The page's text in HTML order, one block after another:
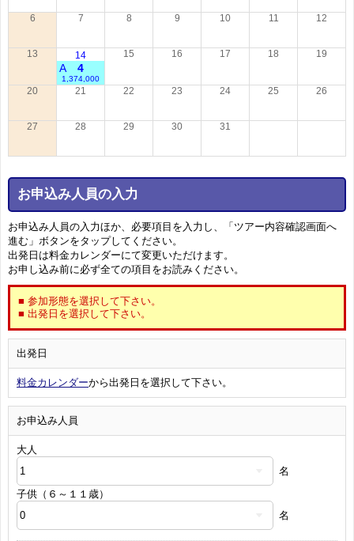
6 7 8 9 10 11 12
13 14
4
A
1,374,000
15 16 17 18 19
20 21 22 23 24 25 26
27 28 29 30 31
お申込み人員の入力
お申込み人員の入力ほか、必要項目を入力し、「ツアー内容確認画面へ
進む」ボタンをタップしてください。
出発日は料金カレンダーにて変更いただけます。
お申し込み前に必ず全ての項目をお読みください。
■ 参加形態を選択して下さい。
■ 出発日を選択して下さい。
出発日
料金カレンダーから出発日を選択して下さい。
お申込み人員
大人
名
子供（６～１１歳）
名